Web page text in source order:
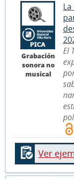
Grabación
sonora no
musical
El
Ver